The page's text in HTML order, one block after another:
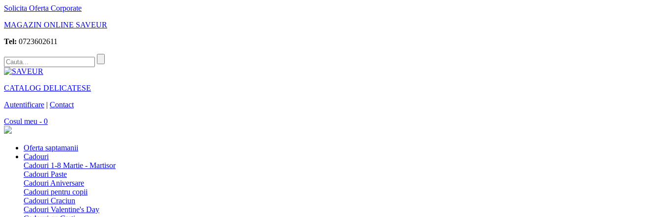
Solicita Oferta Corporate
MAGAZIN ONLINE SAVEUR
Tel: 0723602611
CATALOG DELICATESE
Autentificare | Contact
Cosul meu - 0
Oferta saptamanii
Cadouri
Cadouri 1-8 Martie - Martisor
Cadouri Paste
Cadouri Aniversare
Cadouri pentru copii
Cadouri Craciun
Cadouri Valentine's Day